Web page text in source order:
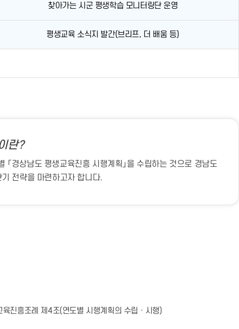
찾아가는 시군 평생학습 모니터링단 운영
평생교육 소식지 발간(브리프, 더 배움 등)
란?
경상남도 평생교육진흥 시행계획」을 수립하는 것으로 경남도
전략을 마련하고자 합니다.
진흥조례 제4조(연도별 시행계획의 수립ㆍ시행)